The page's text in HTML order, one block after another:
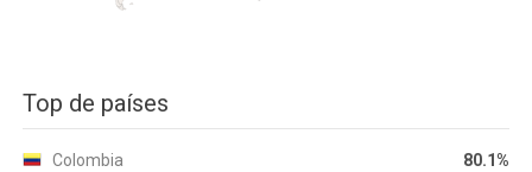
Top de países
Colombia 80.1%